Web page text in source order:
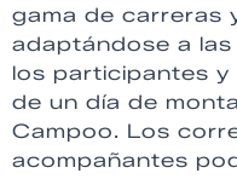
gama de carreras
adaptándose a
los participantes
de un día de
Campoo. Los
acompañantes